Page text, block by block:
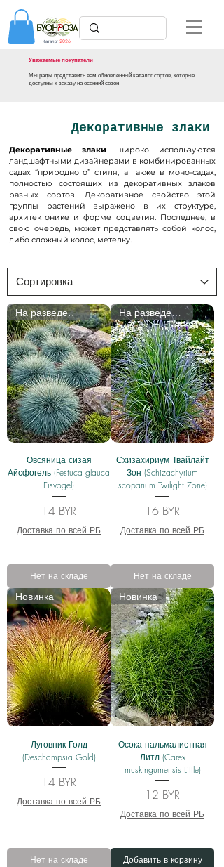
Уважаемые покупатели!
Мы рады представить вам обновленный каталог сортов, которые
доступны к заказу на осенний сезон.
Каталог 2026
Декоративные злаки
Декоративные злаки
широко используются
ландшафтными дизайнерами в комбинированных
садах “природного” стиля, а также в моно-садах,
полностью состоящих из декоративных злаков
разных сортов. Декоративное свойство этой
группы растений выражено в их структуре,
архитектонике и форме соцветия. Последнее, в
свою очередь, может представлять собой колос,
либо сложный колос, метелку.
На разведении
Овсяница сизая
Айсфогель (Festuca glauca
Eisvogel)
Цена
14 BYR
Доставка по всей РБ
Нет на складе
На разведении
Схизахириум Твайлайт
Зон (Schizachyrium
scoparium Twilight Zone)
Цена
16 BYR
Доставка по всей РБ
Нет на складе
Новинка
Луговник Голд
(Deschampsia Gold)
Цена
14 BYR
Доставка по всей РБ
Нет на складе
Новинка
Осока пальмалистная
Литл (Carex
muskingumensis Little)
Цена
12 BYR
Доставка по всей РБ
Добавить в корзину